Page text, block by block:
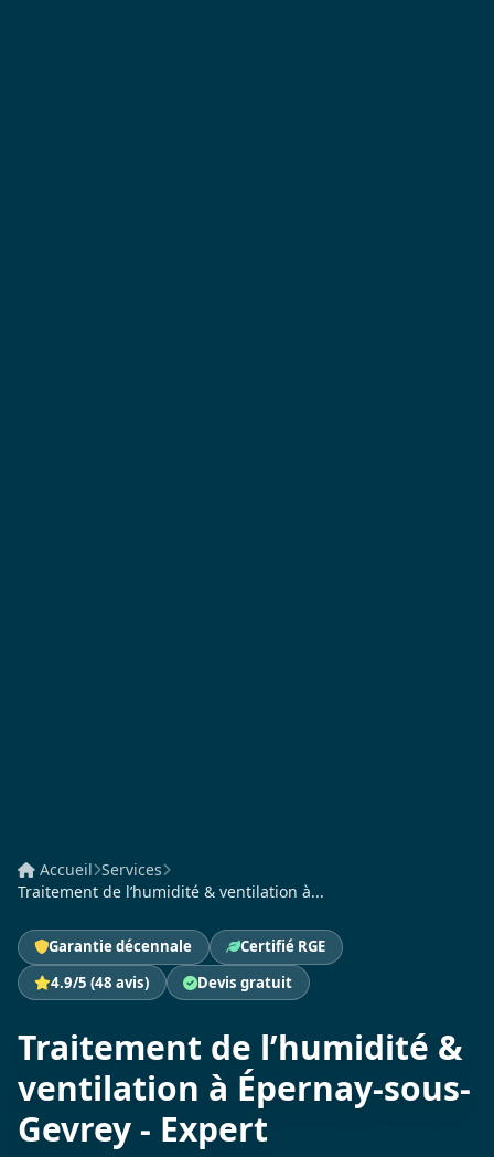
Accueil Services
Traitement de l’humidité & ventilation à...
Garantie décennale
Certifié RGE
4.9/5 (48 avis)
Devis gratuit
Traitement de l’humidité &
ventilation à Épernay-sous-
Gevrey - Expert